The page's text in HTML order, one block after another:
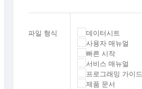
파일 형식
데이터시트
사용자 매뉴얼
빠른 시작
서비스 매뉴얼
프로그래밍 가이드
제품 문서